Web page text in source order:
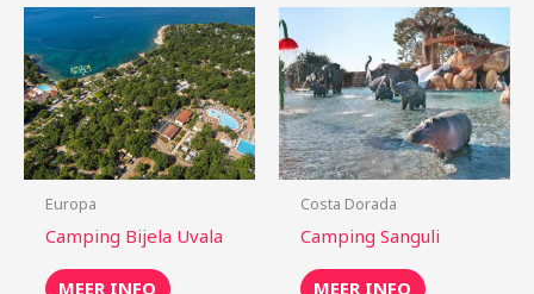
Europa
Camping Bijela Uvala
MEER INFO
Costa Dorada
Camping Sanguli
MEER INFO